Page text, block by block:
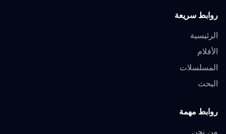
روابط سريعة
الرئيسية
الأفلام
المسلسلات
البحث
روابط مهمة
من نحن